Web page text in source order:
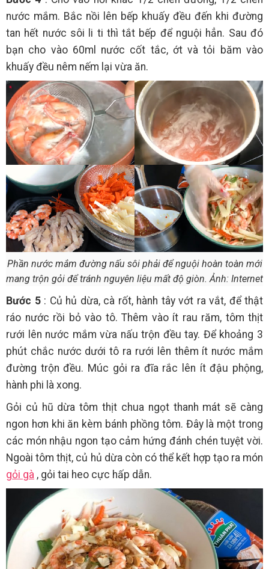
nước mắm. Bắc nồi lên bếp khuấy đều đến khi đường
tan hết nước sôi li ti thì tắt bếp để nguội hẳn. Sau đó
bạn cho vào 60ml nước cốt tắc, ớt và tỏi băm vào
khuấy đều nêm nếm lại vừa ăn.
Phần nước mắm đường nấu sôi phải để nguội hoàn toàn mới
mang trộn gỏi để tránh nguyên liệu mất độ giòn. Ảnh: Internet
Bước 5: Củ hủ dừa, cà rốt, hành tây vớt ra vắt, để thật
ráo nước rồi bỏ vào tô. Thêm vào ít rau răm, tôm thịt
rưới lên nước mắm vừa nấu trộn đều tay. Để khoảng 3
phút chắc nước dưới tô ra rưới lên thêm ít nước mắm
đường trộn đều. Múc gỏi ra đĩa rắc lên ít đậu phộng,
hành phi là xong.
Gỏi củ hũ dừa tôm thịt chua ngọt thanh mát sẽ càng
ngon hơn khi ăn kèm bánh phồng tôm. Đây là một trong
các món nhậu ngon tạo cảm hứng đánh chén tuyệt vời.
Ngoài tôm thịt, củ hủ dừa còn có thể kết hợp tạo ra món
gỏi gà , gỏi tai heo cực hấp dẫn.